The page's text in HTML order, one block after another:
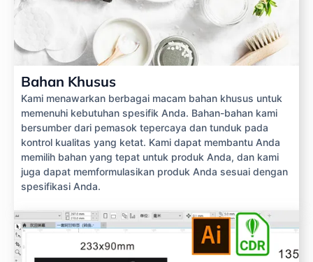
Bahan Khusus
Kami menawarkan berbagai macam bahan khusus untuk
memenuhi kebutuhan spesifik Anda. Bahan-bahan kami
bersumber dari pemasok tepercaya dan tunduk pada
kontrol kualitas yang ketat. Kami dapat membantu Anda
memilih bahan yang tepat untuk produk Anda, dan kami
juga dapat memformulasikan produk Anda sesuai dengan
spesifikasi Anda.